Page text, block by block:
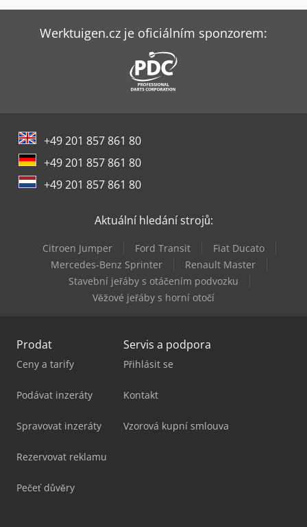
Sahinler Hkm 40
Sahinler Hpk 100
Sahinler Hpk 50
Sahinler Sdk 8
Scm Profiset 60
Werktuigen.cz je oficiálním sponzorem:
+49 201 857 861 80
+49 201 857 861 80
+49 201 857 861 80
Aktuální hledání strojů:
Citroen Jumper Ford Transit
Fiat Ducato
Mercedes-Benz Sprinter
Renault Master
Stavební jeřáby s otáčením podvozku
Věžové jeřáby s horní otočí
Prodat
Ceny a tarify
Podávat inzeráty
Spravovat inzeráty
Rezervovat reklamu
Pečeť důvěry
Servis a podpora
Přihlásit se
Kontakt
Vzorová kupní smlouva